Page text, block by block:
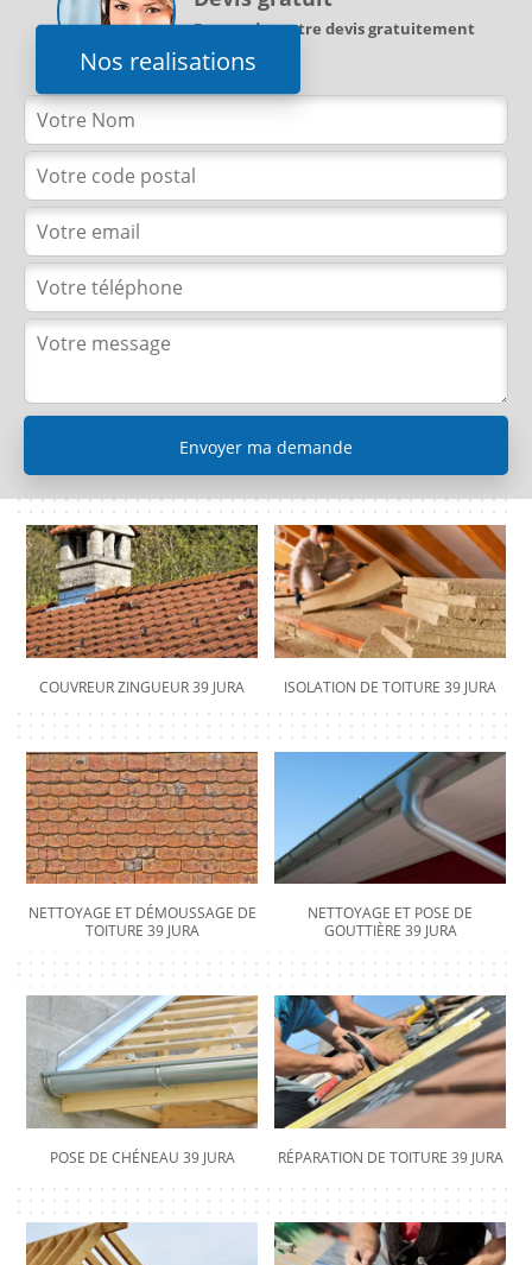
Nos realisations
Demandez votre devis gratuitement
COUVREUR ZINGUEUR 39 JURA ISOLATION DE TOITURE 39 JURA
NETTOYAGE ET DÉMOUSSAGE DE
TOITURE 39 JURA
NETTOYAGE ET POSE DE
GOUTTIÈRE 39 JURA
POSE DE CHÉNEAU 39 JURA RÉPARATION DE TOITURE 39 JURA